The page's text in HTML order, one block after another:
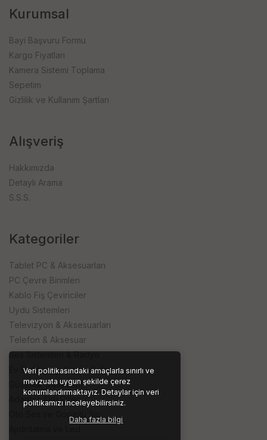
Veri politikasındaki amaçlarla sınırlı ve
mevzuata uygun şekilde çerez
konumlandırmaktayız. Detaylar için veri
politikamızı inceleyebilirsiniz.
Daha fazla bilgi
Kurumsal
Bayi Başvuru Formu
Kargo Fiyatları
Kamera Sistemi Toplama
Sepetim
Gizlilik ve Kullanım Şartları
Alışveriş
Hakkımızda
Detaylı Arama
S.S.S.
Kategoriler
Tablet PC & Aksesuarları
PC Çevre Birimleri
Kablo Fiş Çeviriciler
Uydu Sistemleri
Televizyon & Aksesuarları
Telefon & Aksesuar
Ses Sistemleri & Radyo
Ev Elektroniği Kişisel Bakım
Güvenlik Sistemleri
Adaptör Akü Piller